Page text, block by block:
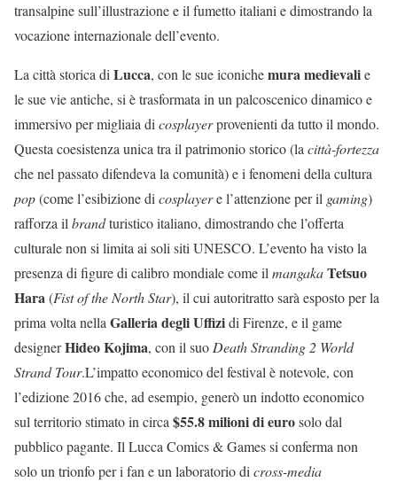
transalpine sull’illustrazione e il fumetto italiani e dimostrando la
vocazione internazionale dell’evento.
La città storica diLucca, con le sue iconichemura medievalie
le sue vie antiche, si è trasformata in un palcoscenico dinamico e
immersivo per migliaia dicosplayerprovenienti da tutto il mondo.
Questa coesistenza unica tra il patrimonio storico (lacittà-fortezza
che nel passato difendeva la comunità) e i fenomeni della cultura
pop(come l’esibizione dicosplayere l’attenzione per il gaming)
rafforza ilbrandturistico italiano, dimostrando che l’offerta
culturale non si limita ai soli siti UNESCO. L’evento ha visto la
presenza di figure di calibro mondiale come ilmangakaTetsuo
Hara(Fist of the North Star), il cui autoritratto sarà esposto per la
prima volta nellaGalleria degli Uffizidi Firenze, e il game
designerHideo Kojima, con il suoDeath Stranding 2 World
Strand Tour.L’impatto economico del festival è notevole, con
l’edizione 2016 che, ad esempio, generò un indotto economico
sul territorio stimato in circa$55.8 milioni di eurosolo dal
pubblico pagante. Il Lucca Comics & Games si conferma non
solo un trionfo per i fan e un laboratorio dicross-media